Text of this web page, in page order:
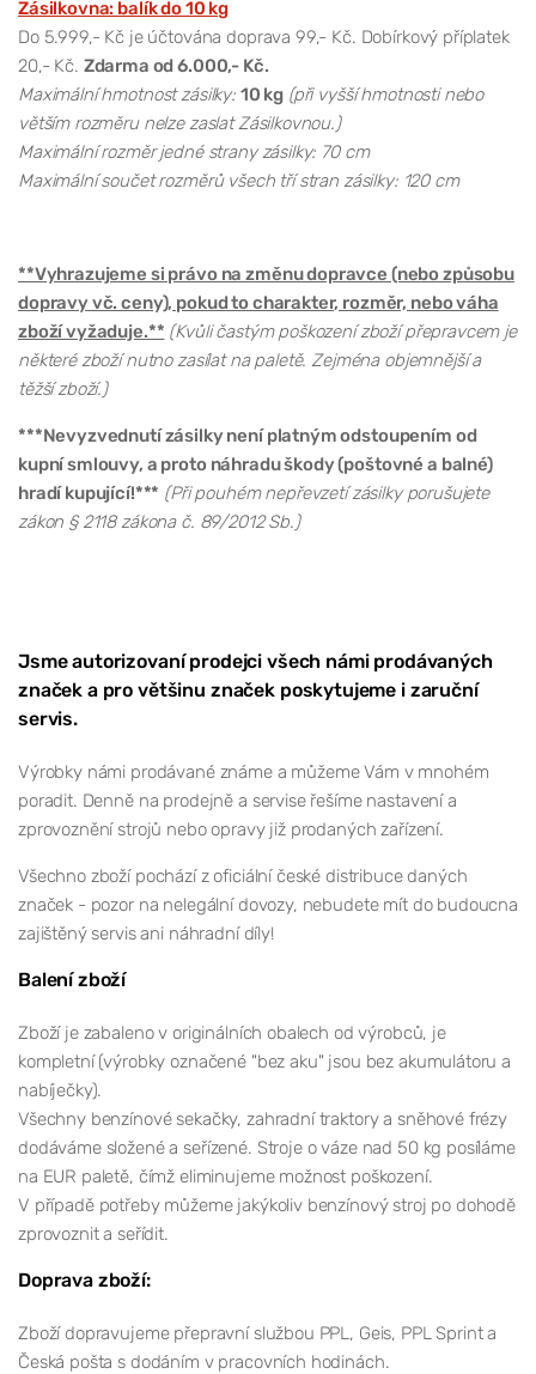
Zásilkovna: balík do 10 kg
Do 5.999,- Kč je účtována doprava 99,- Kč. Dobírkový příplatek
20,- Kč. Zdarma od 6.000,- Kč.
Maximální hmotnost zásilky: 10 kg (při vyšší hmotnosti nebo
větším rozměru nelze zaslat Zásilkovnou.)
Maximální rozměr jedné strany zásilky: 70 cm
Maximální součet rozměrů všech tří stran zásilky: 120 cm
**Vyhrazujeme si právo na změnu dopravce (nebo způsobu
dopravy vč. ceny), pokud to charakter, rozměr, nebo váha
zboží vyžaduje.** (Kvůli častým poškození zboží přepravcem je
některé zboží nutno zasílat na paletě. Zejména objemnější a
těžší zboží.)
***Nevyzvednutí zásilky není platným odstoupením od
kupní smlouvy, a proto náhradu škody (poštovné a balné)
hradí kupující!*** (Při pouhém nepřevzetí zásilky porušujete
zákon § 2118 zákona č. 89/2012 Sb.)
Jsme autorizovaní prodejci všech námi prodávaných
značek a pro většinu značek poskytujeme i zaruční
servis.
Výrobky námi prodávané známe a můžeme Vám v mnohém
poradit. Denně na prodejně a servise řešíme nastavení a
zprovoznění strojů nebo opravy již prodaných zařízení.
Všechno zboží pochází z oficiální české distribuce daných
značek - pozor na nelegální dovozy, nebudete mít do budoucna
zajištěný servis ani náhradní díly!
Balení zboží
Zboží je zabaleno v originálních obalech od výrobců, je
kompletní (výrobky označené "bez aku" jsou bez akumulátoru a
nabíječky).
Všechny benzínové sekačky, zahradní traktory a sněhové frézy
dodáváme složené a seřízené. Stroje o váze nad 50 kg posíláme
na EUR paletě, čímž eliminujeme možnost poškození.
V případě potřeby můžeme jakýkoliv benzínový stroj po dohodě
zprovoznit a seřídit.
Doprava zboží:
Zboží dopravujeme přepravní službou PPL, Geis, PPL Sprint a
Česká pošta s dodáním v pracovních hodinách.